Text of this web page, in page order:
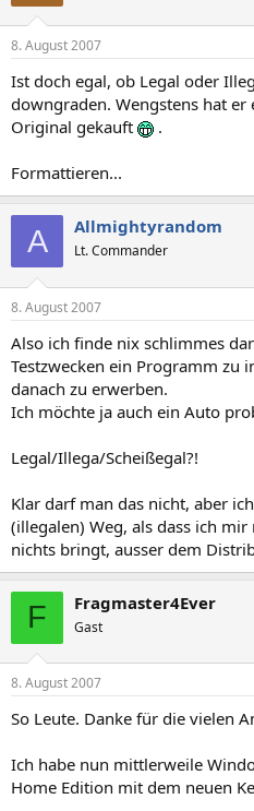
8. August 2007
Ist doch egal, ob Legal oder
downgraden. Wengstens hat er
Original gekauft
.
Formattieren...
A Allmightyrandom
Lt. Commander
8. August 2007
Also ich finde nix schlimmes
Testzwecken ein Programm zu
danach zu erwerben.
Ich möchte ja auch ein Auto
Legal/Illega/Scheißegal?!
Klar darf man das nicht, aber
(illegalen) Weg, als dass ich
nichts bringt, ausser dem
F Fragmaster4Ever
Gast
8. August 2007
So Leute. Danke für die vielen
Ich habe nun mittlerweile
Home Edition mit dem neuen